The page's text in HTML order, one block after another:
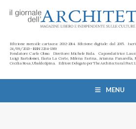
Edizione mensile cartacea: 2002-2014. Edizione digitale: dal 2015.
24/09/2020 - ISSN 2284-1369
Fondatore: Carlo Olmo. Direttore: Michele Roda. Caporedattrice:
Luigi Bartolomei, Ilaria La Corte, Milena Farina, Arianna Panarella,
Cecilia Rosa, Ubaldo Spina. Editore Delegato per The Architectural Post:
MENU